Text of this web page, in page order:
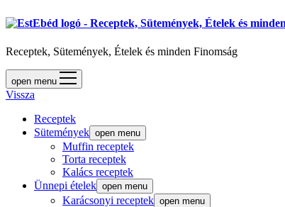
Receptek, Sütemények, Ételek és minden Finomság
open menu
Vissza
Receptek
Sütemények open menu
Muffin receptek
Torta receptek
Kalács receptek
Ünnepi ételek open menu
Karácsonyi receptek open menu